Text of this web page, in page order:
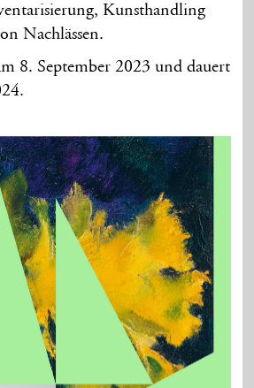
Kunsthandling
Nachlässen.
8. September 2023 und dauert